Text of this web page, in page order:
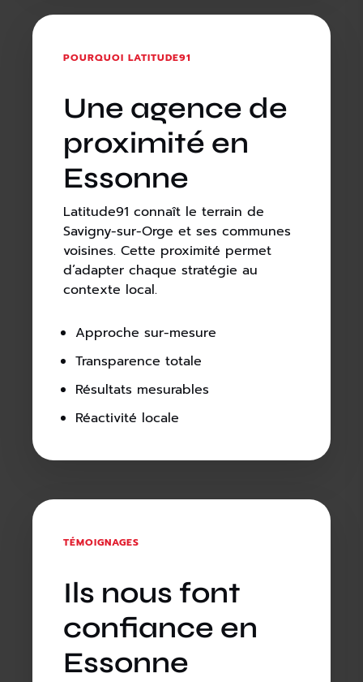
POURQUOI LATITUDE91
Une agence de
proximité en
Essonne
Latitude91 connaît le terrain de
Savigny-sur-Orge et ses communes
voisines. Cette proximité permet
d’adapter chaque stratégie au
contexte local.
Approche sur-mesure
Transparence totale
Résultats mesurables
Réactivité locale
TÉMOIGNAGES
Ils nous font
confiance en
Essonne